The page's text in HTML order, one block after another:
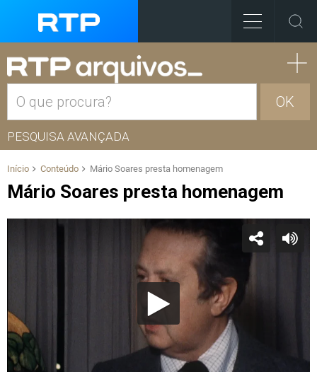
OK
PESQUISA AVANÇADA
Início Conteúdo Mário Soares presta homenagem
Mário Soares presta homenagem